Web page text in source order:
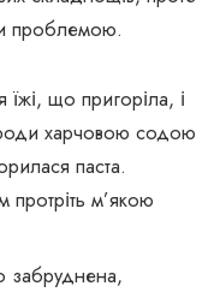
проблемою.
що пригоріла, і
харчовою содою
паста.
протріть м’якою
забруднена,